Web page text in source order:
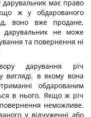
дарувальник має право
ж у обдарованого
воно вже продане,
не може
та повернення ні
дарування річ
вигляді, в якому вона
обдарованим
в нього. Якщо ж річ
повернення неможливе.
у відчуженні або